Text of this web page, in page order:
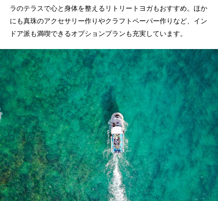
ラのテラスで心と身体を整えるリトリートヨガもおすすめ。ほか
にも真珠のアクセサリー作りやクラフトペーパー作りなど、イン
ドア派も満喫できるオプションプランも充実しています。